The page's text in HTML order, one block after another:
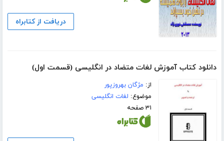
دریافت از کتابراه
دانلود کتاب آموزش لغات متضاد در انگلیسی (قسمت اول)
از: مژگان بهروزپور
موضوع: لغات انگلیسی
۳۱ صفحه